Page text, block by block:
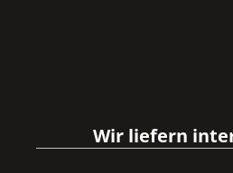
Wir liefern